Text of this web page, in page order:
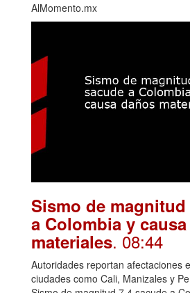
AlMomento.mx
Sismo de magnitud
a Colombia y
materiales. 08:44
Autoridades reportan afectaciones
ciudades como Cali, Manizales y